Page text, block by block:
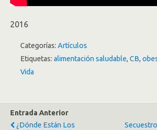
2016
Categorías: Artículos
Etiquetas: alimentación saludable, CB,
Vida
Entrada Anterior
¿Dónde Están Los